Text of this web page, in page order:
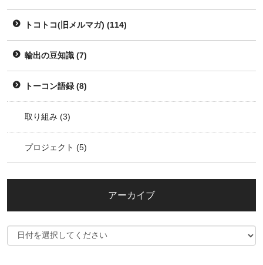
トコトコ(旧メルマガ) (114)
輸出の豆知識 (7)
トーコン語録 (8)
取り組み (3)
プロジェクト (5)
アーカイブ